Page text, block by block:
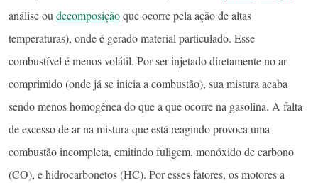
análise ou decomposiçãoque ocorre pela ação de altas
temperaturas), onde é gerado material particulado. Esse
combustível é menos volátil. Por ser injetado diretamente no ar
comprimido (onde já se inicia a combustão), sua mistura acaba
sendo menos homogênea do que a que ocorre na gasolina. A falta
de excesso de ar na mistura que está reagindo provoca uma
combustão incompleta, emitindo fuligem, monóxido de carbono
(CO), e hidrocarbonetos (HC). Por esses fatores, os motores a